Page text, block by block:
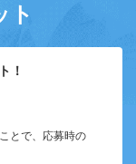
ト
！
とで、応募時の